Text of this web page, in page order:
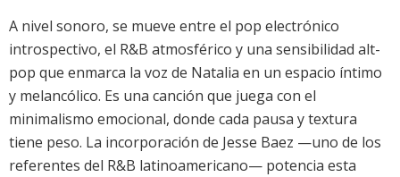
A nivel sonoro, se mueve entre el pop electrónico
introspectivo, el R&B atmosférico y una sensibilidad alt-
pop que enmarca la voz de Natalia en un espacio íntimo
y melancólico. Es una canción que juega con el
minimalismo emocional, donde cada pausa y textura
tiene peso. La incorporación de Jesse Baez —uno de los
referentes del R&B latinoamericano— potencia esta